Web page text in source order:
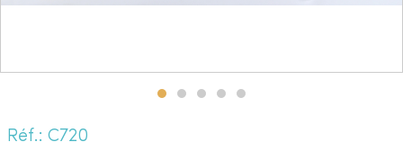
Réf.: C720